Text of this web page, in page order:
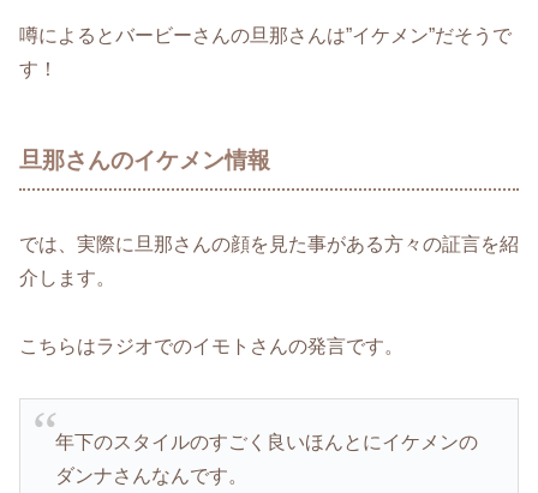
噂によるとバービーさんの旦那さんは”イケメン”だそうで
す！
旦那さんのイケメン情報
では、実際に旦那さんの顔を見た事がある方々の証言を紹
介します。
こちらはラジオでのイモトさんの発言です。
年下のスタイルのすごく良いほんとにイケメンの
ダンナさんなんです。